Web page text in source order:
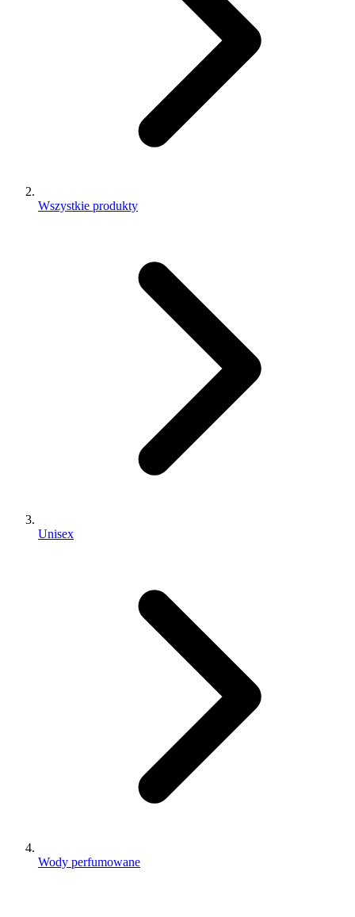
Wszystkie produkty
Unisex
Wody perfumowane